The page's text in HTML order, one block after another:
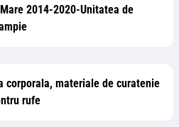
2014-2020-Unitatea de
corporala, materiale de curatenie
rufe